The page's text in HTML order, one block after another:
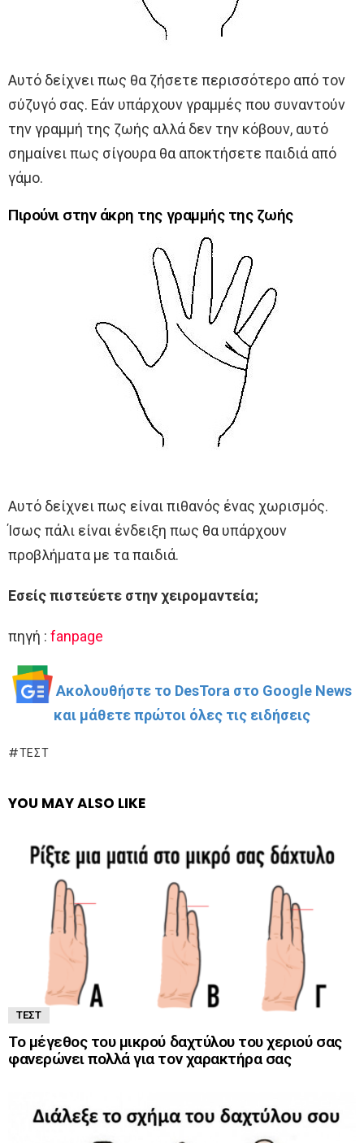
Αυτό δείχνει πως θα ζήσετε περισσότερο από τον
σύζυγό σας. Εάν υπάρχουν γραμμές που συναντούν
την γραμμή της ζωής αλλά δεν την κόβουν, αυτό
σημαίνει πως σίγουρα θα αποκτήσετε παιδιά από
γάμο.
Πιρούνι στην άκρη της γραμμής της ζωής
Αυτό δείχνει πως είναι πιθανός ένας χωρισμός.
Ίσως πάλι είναι ένδειξη πως θα υπάρχουν
προβλήματα με τα παιδιά.
Εσείς πιστεύετε στην χειρομαντεία;
πηγή : fanpage
Ακολουθήστε το DesTora στο Google News
και μάθετε πρώτοι όλες τις ειδήσεις
ΤΕΣΤ
YOU MAY ALSO LIKE
ΤΕΣΤ
Το μέγεθος του μικρού δαχτύλου του χεριού σας
φανερώνει πολλά για τον χαρακτήρα σας